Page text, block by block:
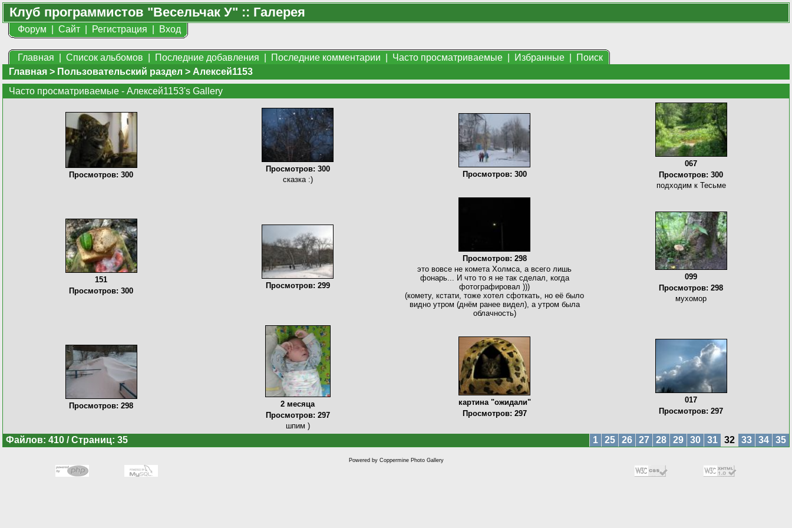
Клуб программистов "Весельчак У" :: Галерея
Форум Сайт Регистрация Вход
Главная Список альбомов Последние добавления Последние комментарии Часто просматриваемые Избранные
Поиск
Главная > Пользовательский раздел > Алексей1153
Часто просматриваемые - Алексей1153's Gallery
Просмотров: 300
Просмотров: 300
сказка :)
Просмотров: 300
067
Просмотров: 300
подходим к Тесьме
151
Просмотров: 300
Просмотров: 299
Просмотров: 298
это вовсе не комета Холмса, а всего лишь
фонарь... И что то я не так сделал, когда
фотографировал )))
(комету, кстати, тоже хотел сфоткать, но её было
видно утром (днём ранее видел), а утром была
облачность)
099
Просмотров: 298
мухомор
Просмотров: 298
2 месяца
Просмотров: 297
шпим )
картина "ожидали"
Просмотров: 297
017
Просмотров: 297
Файлов: 410 / Страниц: 35 1 25 26 27 28 29 30 31 32 33 34 35
Powered by Coppermine Photo Gallery